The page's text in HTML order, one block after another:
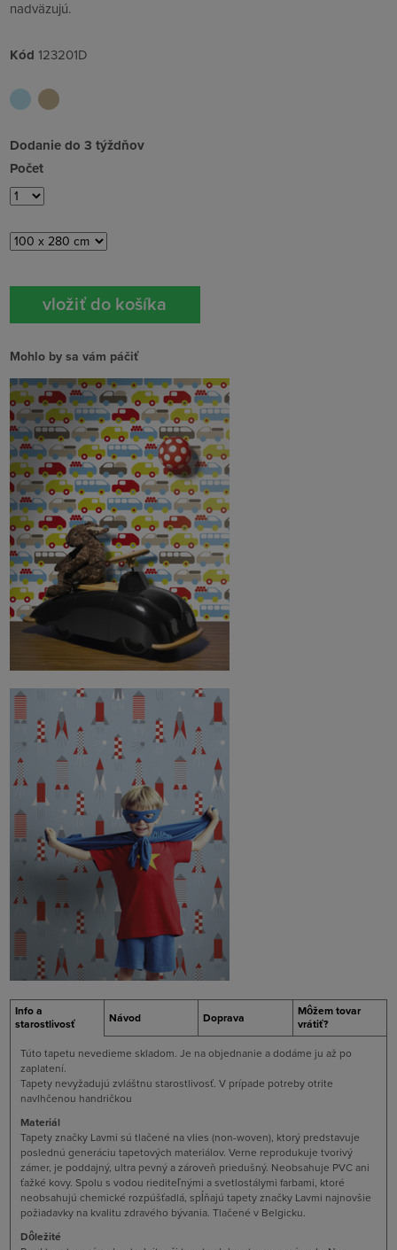
nadväzujú.
Kód 123201D
Dodanie do 3 týždňov
Počet
Mohlo by sa vám páčiť
Info a
starostlivosť
Návod Doprava
Môžem tovar
vrátiť?
Túto tapetu nevedieme skladom. Je na objednanie a dodáme ju až po
zaplatení.
Tapety nevyžadujú zvláštnu starostlivosť. V prípade potreby otrite
navlhčenou handričkou
Materiál
Tapety značky Lavmi sú tlačené na vlies (non-woven), ktorý predstavuje
poslednú generáciu tapetových materiálov. Verne reprodukuje tvorivý
zámer, je poddajný, ultra pevný a zároveň priedušný. Neobsahuje PVC ani
ťažké kovy. Spolu s vodou riediteľnými a svetlostálymi farbami, ktoré
neobsahujú chemické rozpúšťadlá, spĺňajú tapety značky Lavmi najnovšie
požiadavky na kvalitu zdravého bývania. Tlačené v Belgicku.
Dôležité